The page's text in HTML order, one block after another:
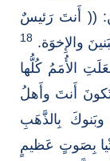
(( أَنتَ رَئيسٌ
والإِخوَة. 18
الأُمَمُ كُلُّها
أَنتَ وأَهلُ
بِالذَّهَبِ
بِصَوتٍ عَظيمٍ